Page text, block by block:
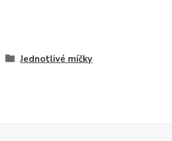
Jednotlivé míčky